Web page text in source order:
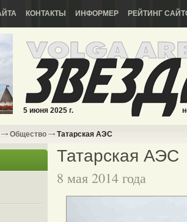
КОНТАКТЫ ИНФОРМЕР РЕЙТИНГ
5 июня 2025 г.
Общество Татарская АЭС
Татарская АЭС
8 мая 2014 года